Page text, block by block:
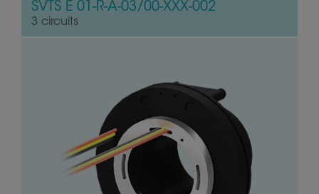
SVTS E 01-R-A-03/00-XXX-002
3 circuits